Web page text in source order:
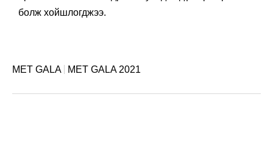
болж хойшлогджээ.
MET GALA MET GALA 2021